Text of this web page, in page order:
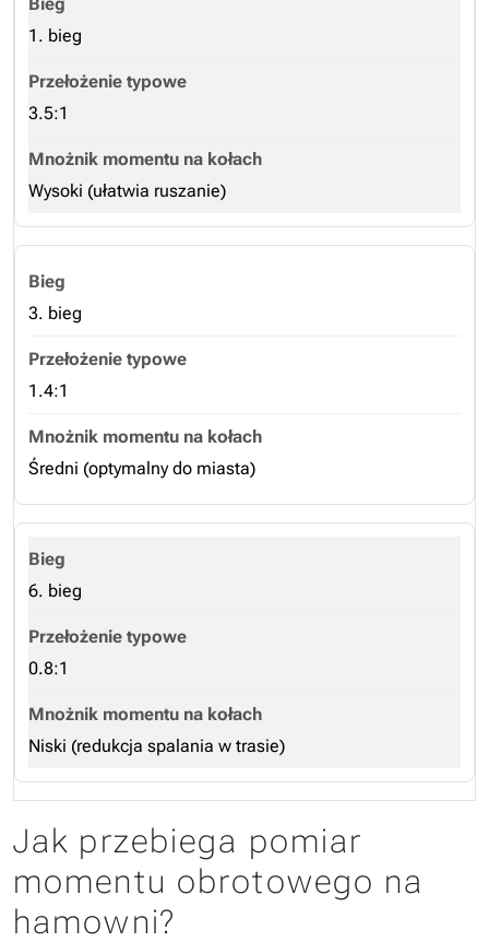
1. bieg
3.5:1
Wysoki (ułatwia ruszanie)
3. bieg
1.4:1
Średni (optymalny do miasta)
6. bieg
0.8:1
Niski (redukcja spalania w trasie)
Jak przebiega pomiar
momentu obrotowego na
hamowni?